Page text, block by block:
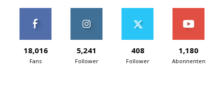
18,016
Fans
5,241
Follower
408
Follower
1,180
Abonnenten